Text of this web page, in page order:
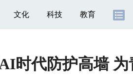
文化 科技 教育
时代防护高墙